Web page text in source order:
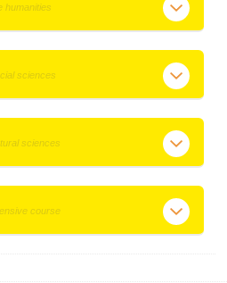
humanities
sciences
sciences
course